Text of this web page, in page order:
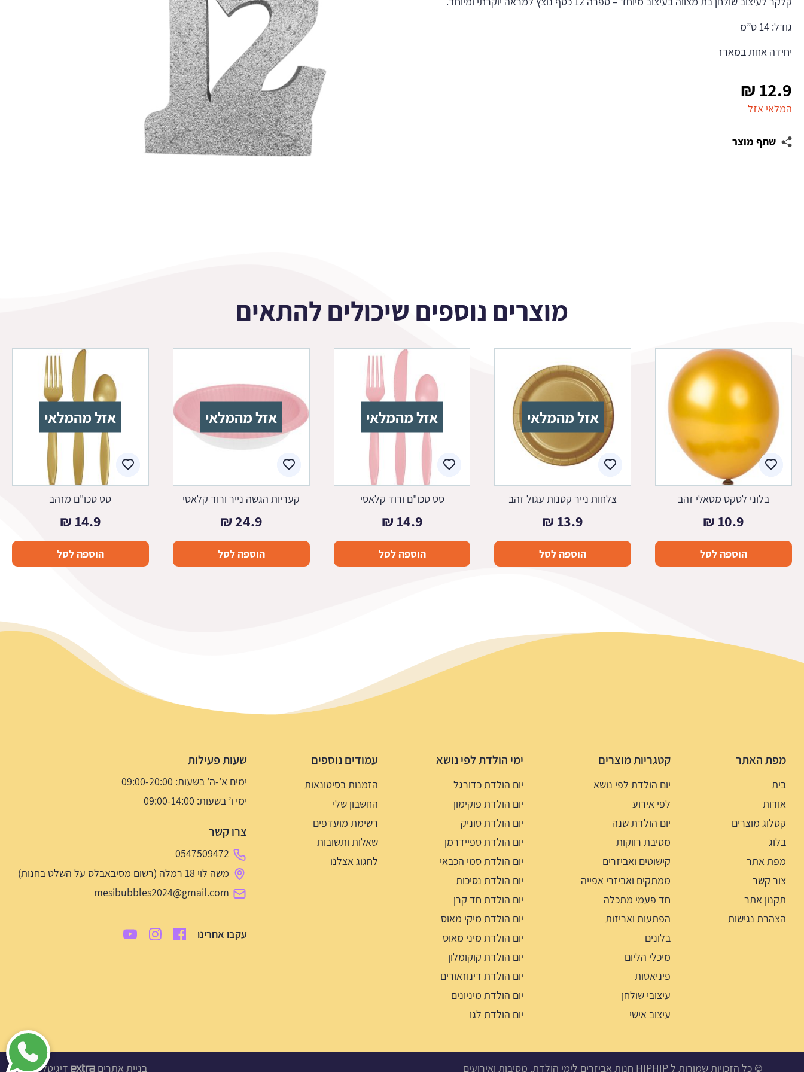
גודל: 14 ס”מ
יחידה אחת במארז
12.9
₪
המלאי אזל
שתף מוצר
מוצרים נוספים שיכולים להתאים
בלוני לטקס מטאלי זהב
10.9
₪
הוספה לסל
אזל מהמלאי
צלחות נייר קטנות עגול זהב
13.9
₪
הוספה לסל
אזל מהמלאי
סט סכו"ם ורוד קלאסי
14.9
₪
הוספה לסל
אזל מהמלאי
קעריות הגשה נייר ורוד קלאסי
24.9
₪
הוספה לסל
אזל מהמלאי
סט סכו"ם מזהב
14.9
₪
הוספה לסל
מפת האתר
בית
אודות
קטלוג מוצרים
בלוג
מפת אתר
צור קשר
תקנון אתר
הצהרת נגישות
קטגריות מוצרים
יום הולדת לפי נושא
לפי אירוע
יום הולדת שנה
מסיבת רווקות
קישוטים ואביזרים
ממתקים ואביזרי אפייה
חד פעמי מתכלה
הפתעות ואריזות
בלונים
מיכלי הליום
פיניאטות
עיצובי שולחן
עיצוב אישי
ימי הולדת לפי נושא
יום הולדת כדורגל
יום הולדת פוקימון
יום הולדת סוניק
יום הולדת ספיידרמן
יום הולדת סמי הכבאי
יום הולדת נסיכות
יום הולדת חד קרן
יום הולדת מיקי מאוס
יום הולדת מיני מאוס
יום הולדת קוקומלון
יום הולדת דינוזאורים
יום הולדת מיניונים
יום הולדת לגו
עמודים נוספים
הזמנות בסיטונאות
החשבון שלי
רשימת מועדפים
שאלות ותשובות
לחגוג אצלנו
שעות פעילות
ימים א’-ה’ בשעות: 09:00-20:00
ימי ו’ בשעות: 09:00-14:00
צרו קשר
0547509472
משה לוי 18 רמלה (רשום מסיבאבלס על השלט בחנות)
mesibubbles2024@gmail.com
עקבו אחרינו
© כל הזכויות שמורות ל HIPHIP חנות אביזרים לימי הולדת, מסיבות ואירועים בניית אתרים דיגיטל